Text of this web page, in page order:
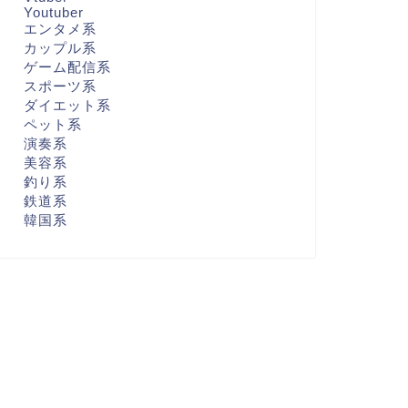
Youtuber
エンタメ系
カップル系
ゲーム配信系
スポーツ系
ダイエット系
ペット系
演奏系
美容系
釣り系
鉄道系
韓国系